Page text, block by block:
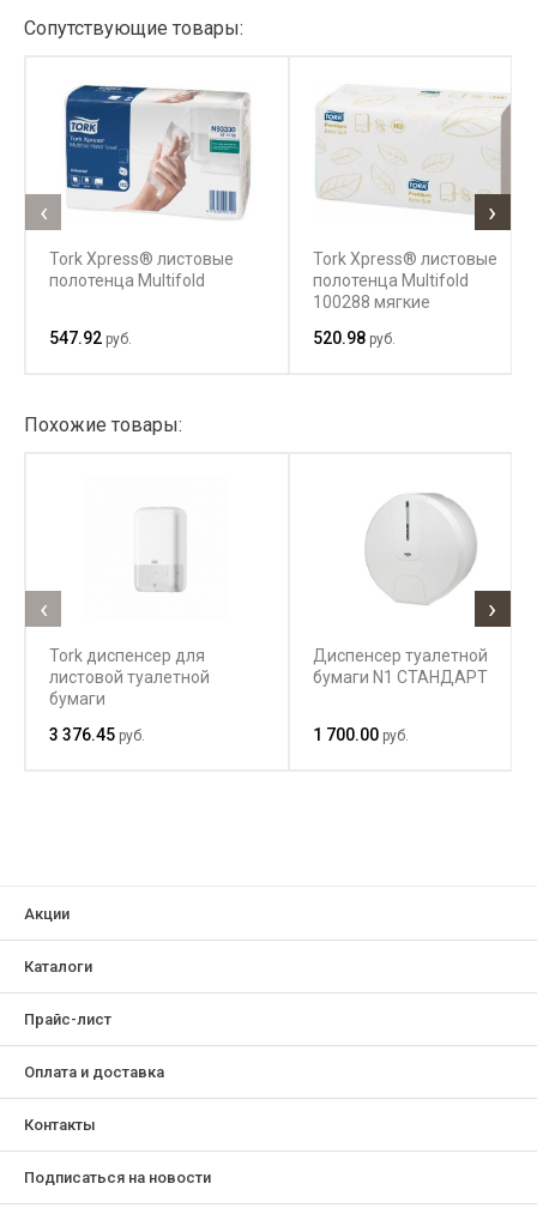
Сопутствующие товары:
Tork Xpress® листовые
полотенца Multifold
547.92 руб.
Tork Xpress® листовые
полотенца Multifold
100288 мягкие
520.98 руб.
‹ ›
Похожие товары:
Tork диспенсер для
листовой туалетной
бумаги
3 376.45 руб.
Диспенсер туалетной
бумаги N1 СТАНДАРТ
1 700.00 руб.
‹ ›
Акции
Каталоги
Прайс-лист
Оплата и доставка
Контакты
Подписаться на новости